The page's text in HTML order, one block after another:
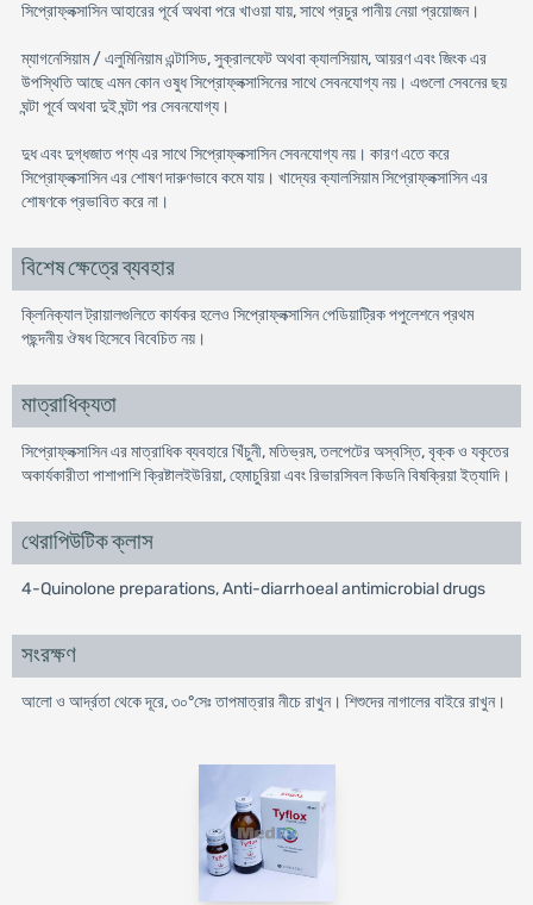
সিপ্রোফ্লক্সাসিন আহারের পূর্বে অথবা পরে খাওয়া যায়, সাথে প্রচুর পানীয় নেয়া প্রয়োজন।
ম্যাগনেসিয়াম / এলুমিনিয়াম এন্টাসিড, সুক্রালফেট অথবা ক্যালসিয়াম, আয়রণ এবং জিংক এর
উপস্থিতি আছে এমন কোন ওষুধ সিপ্রোফ্লক্সাসিনের সাথে সেবনযোগ্য নয়। এগুলো সেবনের ছয়
ঘন্টা পূর্বে অথবা দুই ঘন্টা পর সেবনযোগ্য।
দুধ এবং দুগ্ধজাত পণ্য এর সাথে সিপ্রোফ্লক্সাসিন সেবনযোগ্য নয়। কারণ এতে করে
সিপ্রোফ্লক্সাসিন এর শোষণ দারুণভাবে কমে যায়। খাদ্যের ক্যালসিয়াম সিপ্রোফ্লক্সাসিন এর
শোষণকে প্রভাবিত করে না।
বিশেষ ক্ষেত্রে ব্যবহার
ক্লিনিক্যাল ট্রায়ালগুলিতে কার্যকর হলেও সিপ্রোফ্লক্সাসিন পেডিয়াট্রিক পপুলেশনে প্রথম
পছন্দনীয় ঔষধ হিসেবে বিবেচিত নয়।
মাত্রাধিক্যতা
সিপ্রোফ্লক্সাসিন এর মাত্রাধিক ব্যবহারে খিঁচুনী, মতিভ্রম, তলপেটের অস্বস্তি, বৃক্ক ও যকৃতের
অকার্যকারীতা পাশাপাশি ক্রিষ্টালইউরিয়া, হেমাচুরিয়া এবং রিভারসিবল কিডনি বিষক্রিয়া ইত্যাদি।
থেরাপিউটিক ক্লাস
4-Quinolone preparations, Anti-diarrhoeal antimicrobial drugs
সংরক্ষণ
আলো ও আর্দ্রতা থেকে দূরে, ৩০°সেঃ তাপমাত্রার নীচে রাখুন। শিশুদের নাগালের বাইরে রাখুন।